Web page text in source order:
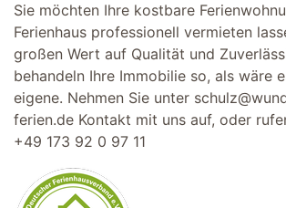
Sie möchten Ihre kostbare
Ferienhaus professionell vermieten
großen Wert auf Qualität und
behandeln Ihre Immobilie so, als wäre
eigene. Nehmen Sie unter
ferien.de Kontakt mit uns auf, oder
+49 173 92 0 97 11